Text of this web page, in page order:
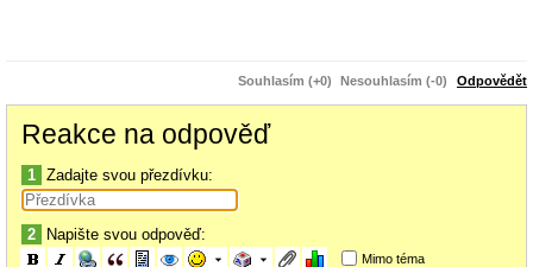
Když počítám i mláďata nubil (leguáni zelení natřený na černo), měl jsem v
chovu určitě přes 100 jedinců legošů a dovolím si přímo tvrdit, že hrbolatej
ocas normální určitě není... vždy jsem to přisuzoval genetice, taky se mi
Souhlasím (+0) Nesouhlasím (-0) Odpovědět
Reakce na odpověď
1 Zadajte svou přezdívku:
2 Napište svou odpověď:
Mimo téma